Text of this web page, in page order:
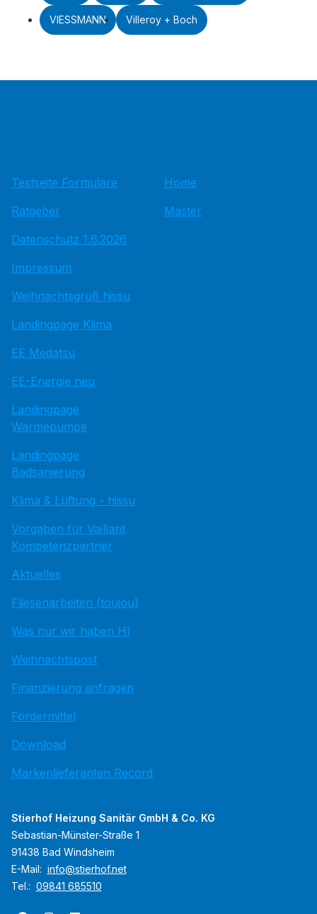
VIESSMANN Villeroy + Boch
Testseite Formulare
Ratgeber
Datenschutz 1.6.2026
Impressum
Weihnachtsgruß hissu
Landingpage Klima
EE Medatsu
EE-Energie neu
Landingpage
Wärmepumpe
Landingpage
Badsanierung
Klima & Lüftung - hissu
Vorgaben für Vaillant
Kompetenzpartner
Aktuelles
Fliesenarbeiten (toujou)
Was nur wir haben HI
Weihnachtspost
Finanzierung anfragen
Fördermittel
Download
Markenlieferanten Record
Home
Master
Stierhof Heizung Sanitär GmbH & Co. KG
Sebastian-Münster-Straße 1
91438 Bad Windsheim
E-Mail: info@stierhof.net
Tel.: 09841 685510